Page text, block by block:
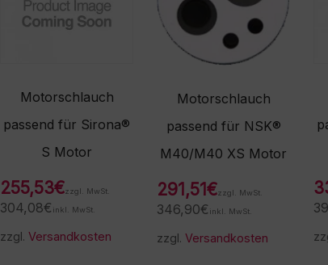
Motorschlauch
passend für Sirona®
S Motor
255,53€zzgl. MwSt.
304,08€ inkl. MwSt.
zzgl. Versandkosten
Motorschlauch
passend für NSK®
M40/M40 XS Motor
291,51€zzgl. MwSt.
346,90€ inkl. MwSt.
zzgl. Versandkosten